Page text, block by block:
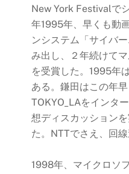
New York Festivalで
年1995年、早くも動
ンシステム「サイバ
み出し、２年続けて
を受賞した。1995年
ある。鎌田はこの年
TOKYO_LAをインタ
想ディスカッション
た。NTTでさえ、回
1998年、マイクロソ